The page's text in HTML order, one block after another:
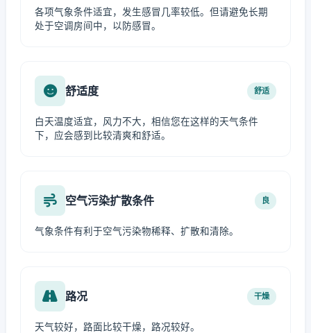
各项气象条件适宜，发生感冒几率较低。但请避免长期
处于空调房间中，以防感冒。
舒适度 舒适
白天温度适宜，风力不大，相信您在这样的天气条件
下，应会感到比较清爽和舒适。
空气污染扩散条件 良
气象条件有利于空气污染物稀释、扩散和清除。
路况 干燥
天气较好，路面比较干燥，路况较好。